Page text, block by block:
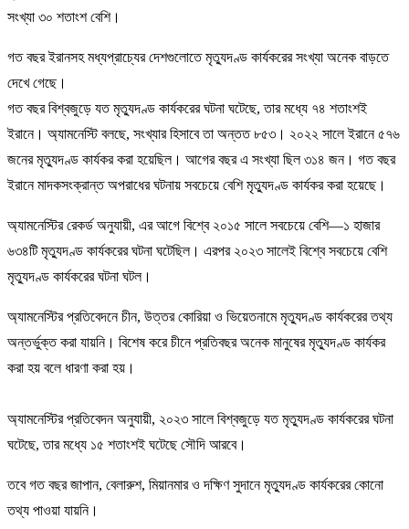
সংখ্যা ৩০ শতাংশ বেশি।
গত বছর ইরানসহ মধ্যপ্রাচ্যের দেশগুলোতে মৃত্যুদণ্ড কার্যকরের সংখ্যা অনেক বাড়তে
দেখে গেছে।
গত বছর বিশ্বজুড়ে যত মৃত্যুদণ্ড কার্যকরের ঘটনা ঘটেছে, তার মধ্যে ৭৪ শতাংশই
ইরানে। অ্যামনেস্টি বলছে, সংখ্যার হিসাবে তা অন্তত ৮৫৩। ২০২২ সালে ইরানে ৫৭৬
জনের মৃত্যুদণ্ড কার্যকর করা হয়েছিল। আগের বছর এ সংখ্যা ছিল ৩১৪ জন। গত বছর
ইরানে মাদকসংক্রান্ত অপরাধের ঘটনায় সবচেয়ে বেশি মৃত্যুদণ্ড কার্যকর করা হয়েছে।
অ্যামনেস্টির রেকর্ড অনুযায়ী, এর আগে বিশ্বে ২০১৫ সালে সবচেয়ে বেশি—১ হাজার
৬৩৪টি মৃত্যুদণ্ড কার্যকরের ঘটনা ঘটেছিল। এরপর ২০২৩ সালেই বিশ্বে সবচেয়ে বেশি
মৃত্যুদণ্ড কার্যকরের ঘটনা ঘটল।
অ্যামনেস্টির প্রতিবেদনে চীন, উত্তর কোরিয়া ও ভিয়েতনামে মৃত্যুদণ্ড কার্যকরের তথ্য
অন্তর্ভুক্ত করা যায়নি। বিশেষ করে চীনে প্রতিবছর অনেক মানুষের মৃত্যুদণ্ড কার্যকর
করা হয় বলে ধারণা করা হয়।
অ্যামনেস্টির প্রতিবেদন অনুযায়ী, ২০২৩ সালে বিশ্বজুড়ে যত মৃত্যুদণ্ড কার্যকরের ঘটনা
ঘটেছে, তার মধ্যে ১৫ শতাংশই ঘটেছে সৌদি আরবে।
তবে গত বছর জাপান, বেলারুশ, মিয়ানমার ও দক্ষিণ সুদানে মৃত্যুদণ্ড কার্যকরের কোনো
তথ্য পাওয়া যায়নি।